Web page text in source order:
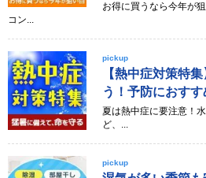
お得に買うなら今年が
コン...
pickup
【熱中症対策特
う！予防におす
夏は熱中症に要注意！
ど、...
pickup